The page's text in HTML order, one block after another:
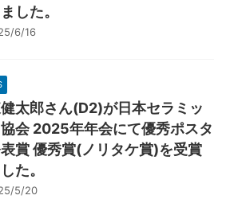
した。
6/16
太郎さん(D2)が日本セラミッ
会 2025年年会にて優秀ポスタ
賞 優秀賞(ノリタケ賞)を受賞
た。
5/20